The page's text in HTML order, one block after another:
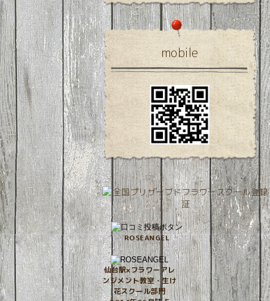
mobile
ROSEANGEL
仙台駅×フラワーアレ
ンジメント教室・生け
花スクール部門